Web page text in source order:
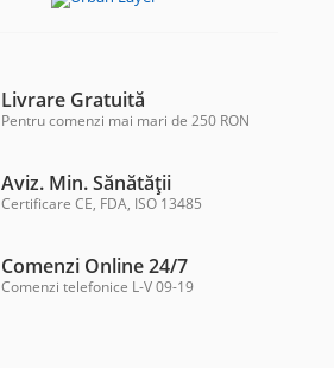
Livrare Gratuită
Pentru comenzi mai mari de 250 RON
Aviz. Min. Sănătății
Certificare CE, FDA, ISO 13485
Comenzi Online 24/7
Comenzi telefonice L-V 09-19